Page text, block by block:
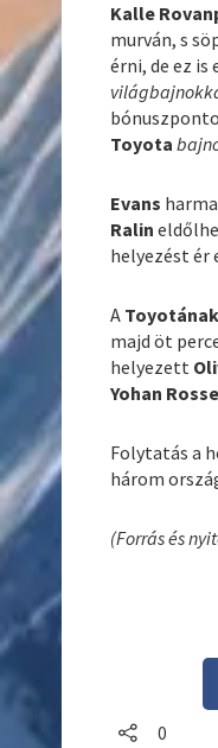
Kalle
murván, s
érni, de ez
Toyota
Evans
Ralin
helyezést ér
A Toyotának
majd öt
helyezett
Yohan
Folytatás a
három
(Forrás és
0